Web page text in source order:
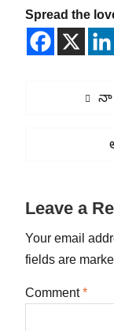
Spread the
నా
Leave a
Your email
fields are
Comment*